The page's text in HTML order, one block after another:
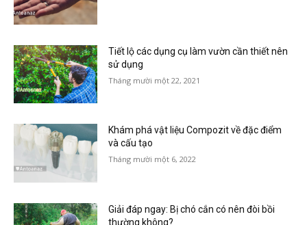
Tiết lộ các dụng cụ làm vườn cần thiết nên
sử dụng
Tháng mười một 22, 2021
Khám phá vật liệu Compozit về đặc điểm
và cấu tạo
Tháng mười một 6, 2022
Giải đáp ngay: Bị chó cắn có nên đòi bồi
thường không?